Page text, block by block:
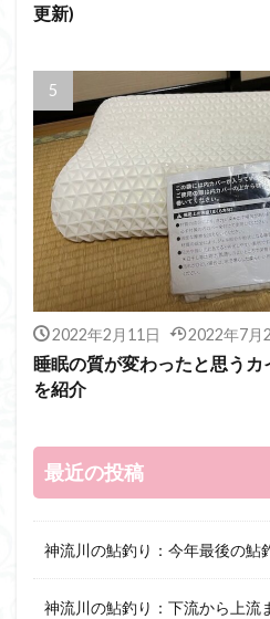
更新)
2022年2月11日 2022年7月
睡眠の質が変わったと思う
を紹介
最近の投稿
神流川の鮎釣り：今年最後の鮎
神流川の鮎釣り：下流から上流